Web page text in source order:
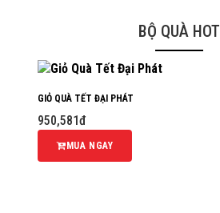
BỘ QUÀ HOT
GIỎ QUÀ TẾT ĐẠI PHÁT
950,581đ
MUA NGAY